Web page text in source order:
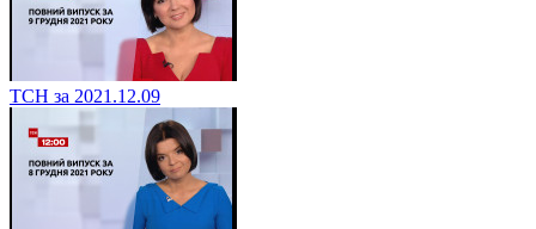
ТСН за 2021.12.09